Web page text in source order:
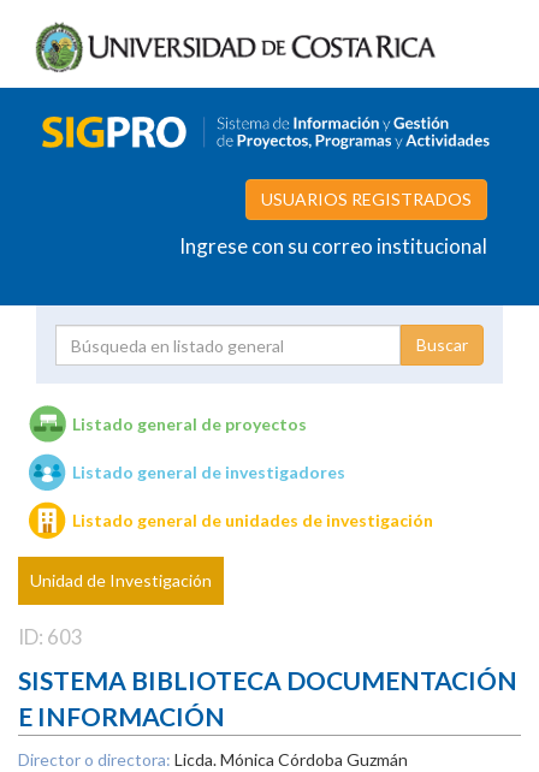
USUARIOS REGISTRADOS
Ingrese con su correo institucional
Unidades de investigación
Listado general de proyectos
Listado general de investigadores
Listado general de unidades de investigación
Unidad de Investigación
ID: 603
SISTEMA BIBLIOTECA DOCUMENTACIÓN
E INFORMACIÓN
Director o directora: Licda. Mónica Córdoba Guzmán